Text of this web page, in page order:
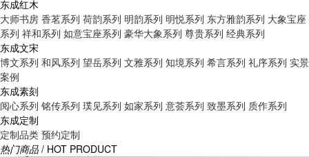
东成红木
大师书房 香茗系列 荷韵系列 明韵系列 明悦系列 东方雅韵系列 大象宝座
系列 祥和系列 如意宝座系列 豪华大象系列 尊贵系列 经典系列
东成文宋
博文系列 和风系列 望岳系列 文雅系列 知境系列 希言系列 礼序系列 实景
案例
东成素刻
阅心系列 铭传系列 璞见系列 如家系列 意荟系列 致墨系列 质作系列
东成定制
定制品类 预约定制
热门商品 / HOT PRODUCT